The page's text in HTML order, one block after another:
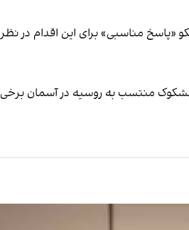
«پاسخ مناسبی» برای این اقدام در نظر
منتسب به روسیه در آسمان برخی